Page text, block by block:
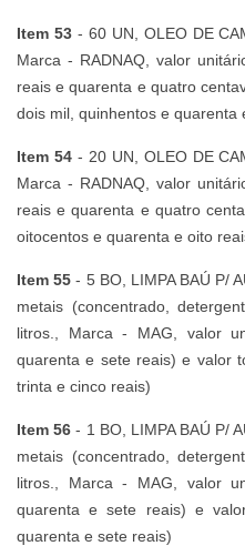
Item 53- 60 UN, OLEO DE
Marca - RADNAQ, valor
reais e quarenta e quatro
dois mil, quinhentos e quarenta
Item 54- 20 UN, OLEO DE
Marca - RADNAQ, valor
reais e quarenta e quatro
oitocentos e quarenta e oito
Item 55 - 5 BO, LIMPA BAÚ P/
metais (concentrado,
litros., Marca - MAG, valor
quarenta e sete reais) e valor
trinta e cinco reais)
Item 56 - 1 BO, LIMPA BAÚ P/
metais (concentrado,
litros., Marca - MAG, valor
quarenta e sete reais) e
quarenta e sete reais)